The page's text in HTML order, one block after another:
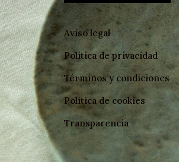
Aviso legal
Política de privacidad
Términos y condiciones
Política de cookies
Transparencia